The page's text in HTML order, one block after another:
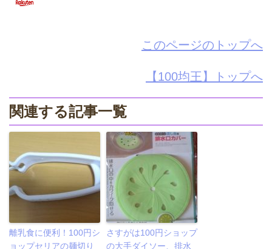
このページのトップへ
【100均王】トップへ
関連する記事一覧
離乳食に便利！100円シ
ョップセリアの麺切り
さすがは100円ショップ
の大手ダイソー、排水